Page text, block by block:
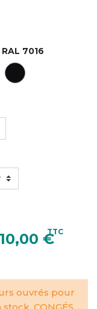
7016
10,00 €TTC
ouvrés pour